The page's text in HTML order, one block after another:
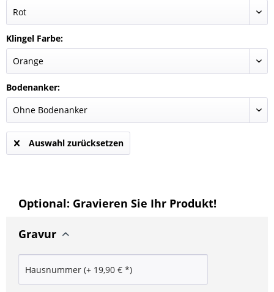
Klingel Farbe:
Bodenanker:
Auswahl zurücksetzen
Optional: Gravieren Sie Ihr Produkt!
Gravur